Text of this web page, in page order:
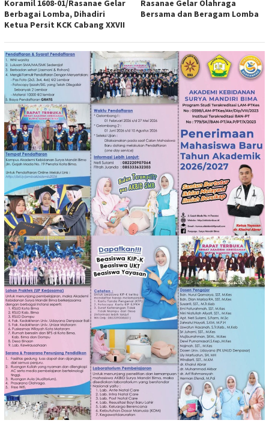
Koramil 1608-01/Rasanae Gelar
Berbagai Lomba, Dihadiri
Ketua Persit KCK Cabang XXVII
Rasanae Gelar Olahraga
Bersama dan Beragam Lomba